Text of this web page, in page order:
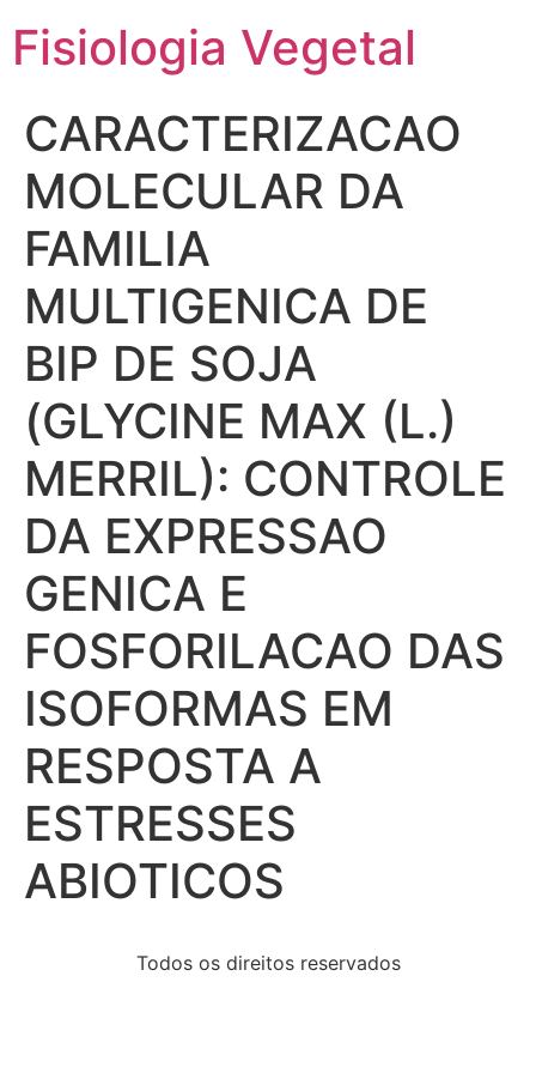
Fisiologia Vegetal
CARACTERIZACAO
MOLECULAR DA
FAMILIA
MULTIGENICA DE
BIP DE SOJA
(GLYCINE MAX (L.)
MERRIL): CONTROLE
DA EXPRESSAO
GENICA E
FOSFORILACAO DAS
ISOFORMAS EM
RESPOSTA A
ESTRESSES
ABIOTICOS
Todos os direitos reservados